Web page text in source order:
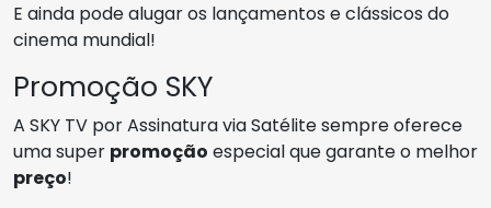
E ainda pode alugar os lançamentos e clássicos do
cinema mundial!
Promoção SKY
A SKY TV por Assinatura via Satélite sempre oferece
uma super promoção especial que garante o melhor
preço!